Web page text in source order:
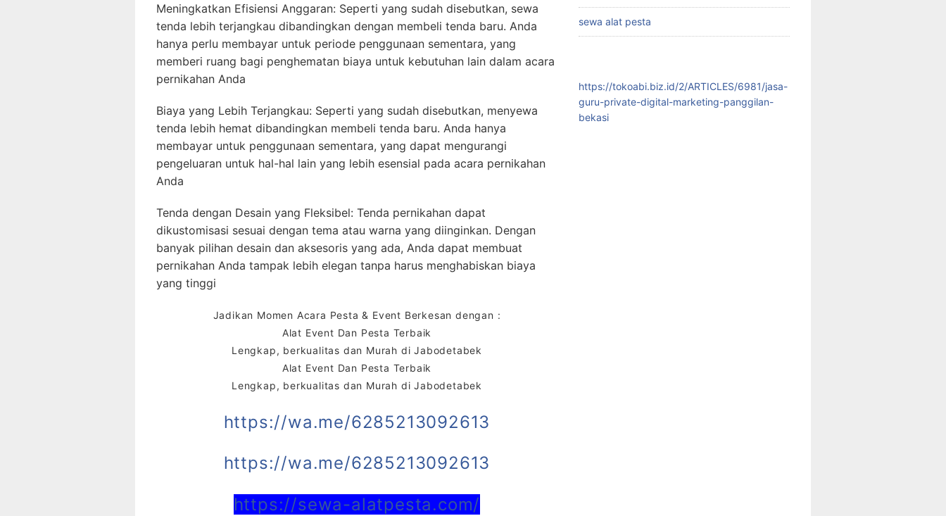
Meningkatkan Efisiensi Anggaran: Seperti yang sudah disebutkan, sewa
tenda lebih terjangkau dibandingkan dengan membeli tenda baru. Anda
hanya perlu membayar untuk periode penggunaan sementara, yang
memberi ruang bagi penghematan biaya untuk kebutuhan lain dalam acara
pernikahan Anda
Biaya yang Lebih Terjangkau: Seperti yang sudah disebutkan, menyewa
tenda lebih hemat dibandingkan membeli tenda baru. Anda hanya
membayar untuk penggunaan sementara, yang dapat mengurangi
pengeluaran untuk hal-hal lain yang lebih esensial pada acara pernikahan
Anda
Tenda dengan Desain yang Fleksibel: Tenda pernikahan dapat
dikustomisasi sesuai dengan tema atau warna yang diinginkan. Dengan
banyak pilihan desain dan aksesoris yang ada, Anda dapat membuat
pernikahan Anda tampak lebih elegan tanpa harus menghabiskan biaya
yang tinggi
Jadikan Momen Acara Pesta & Event Berkesan dengan :
Alat Event Dan Pesta Terbaik
Lengkap, berkualitas dan Murah di Jabodetabek
Alat Event Dan Pesta Terbaik
Lengkap, berkualitas dan Murah di Jabodetabek
https://wa.me/6285213092613
https://wa.me/6285213092613
https://sewa-alatpesta.com/
sewa alat pesta
https://tokoabi.biz.id/2/ARTICLES/6981/jasa-
guru-private-digital-marketing-panggilan-
bekasi